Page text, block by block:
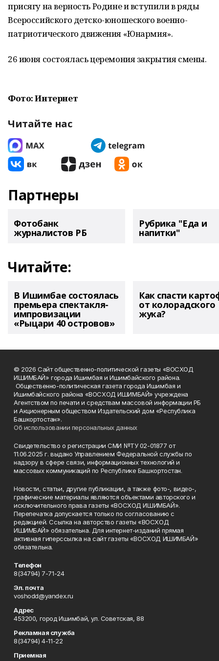
присягу на верность Родине и вступили в ряды
Всероссийского детско-юношеского военно-
патриотического движения «Юнармия».
26 июня состоялась церемония закрытия смены.
Фото: Интернет
Читайте нас
Партнеры
Фотобанк
журналистов РБ
Рубрика "Еда и
напитки"
Читайте:
В Ишимбае состоялась
премьера спектакля-
импровизации
«Рыцари 40 островов»
Как спасти
от колорадского
жука?
© 2026 Сайт общественно-политической газеты «ВОСХОД
ИШИМБАЙ» города Ишимбая и Ишимбайского района.
Общественно-политическая газета города Ишимбая и
Ишимбайского района «ВОСХОД ИШИМБАЙ» учреждена
Агентством по печати и средствам массовой информации РБ
и Акционерным обществом Издательский дом «Республика
Башкортостан».
Об использовании персональных данных
Свидетельство о регистрации СМИ №ТУ 02-01877 от
11.06.2025 г. выдано Управлением Федеральной службы по
надзору в сфере связи, информационных технологий и
массовых коммуникаций по Республике Башкортостан.
Новости, статьи, другие публикации, а также фото-, видео-,
графические материалы являются объектами авторского и
исключительного права газеты «ВОСХОД ИШИМБАЙ».
Перепечатка допускается только по согласованию с
редакцией. Ссылка на авторство газеты «ВОСХОД
ИШИМБАЙ» обязательна. Для интернет-изданий прямая
активная гиперссылка на сайт газеты «ВОСХОД ИШИМБАЙ»
обязательна.
Телефон
8(34794) 7-71-24
Эл. почта
voshodd@yandex.ru
Адрес
453200, город Ишимбай, ул. Советская, 88
Рекламная служба
8(34794) 4-11-22
Приемная